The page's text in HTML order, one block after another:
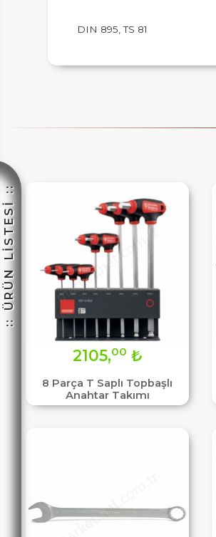
☽
:: ÜRÜN LİSTESİ ::
DIN 895, TS 81
8 Parça T Saplı Topbaşlı
Anahtar Takımı
2105,00 ₺